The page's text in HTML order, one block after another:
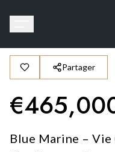
Partager
€
Blue Marine –